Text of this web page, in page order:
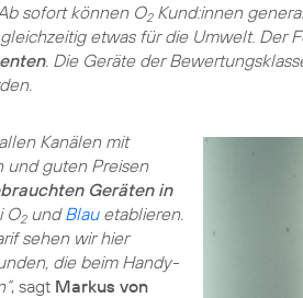
sofort können O2Kund:innen
etwas für die Umwelt. Der
. Die Geräte der
Kanälen mit
und guten Preisen
Geräten in
O2undBlauetablieren.
sehen wir hier
die beim Handy-
, sagt Markus von